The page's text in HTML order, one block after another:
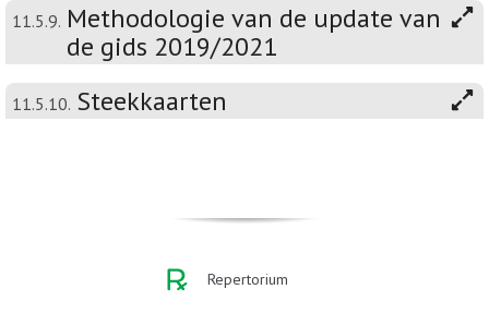
11.5.9. Methodologie van de update van
de gids 2019/2021
11.5.10. Steekkaarten
Repertorium